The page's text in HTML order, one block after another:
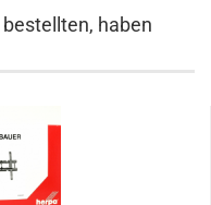
haben